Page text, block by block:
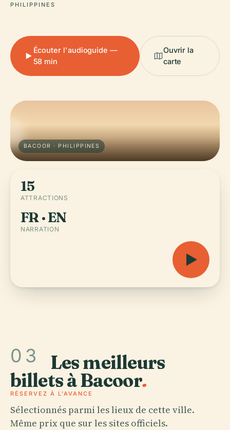
PHILIPPINES
Écouter l'audioguide —
58 min
Ouvrir la
carte
BACOOR · PHILIPPINES
15
ATTRACTIONS
FR · EN
NARRATION
03 Les meilleurs
billets à Bacoor.
RÉSERVEZ À L'AVANCE
Sélectionnés parmi les lieux de cette ville.
Même prix que sur les sites officiels.